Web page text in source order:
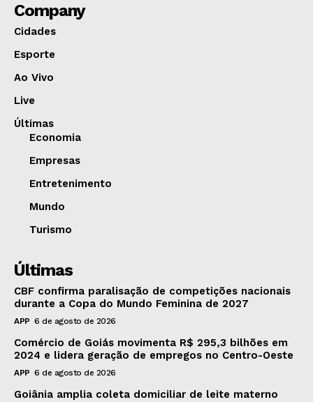
Company
Cidades
Esporte
Ao Vivo
Live
Últimas
Economia
Empresas
Entretenimento
Mundo
Turismo
Últimas
CBF confirma paralisação de competições nacionais
durante a Copa do Mundo Feminina de 2027
APP 6 de agosto de 2026
Comércio de Goiás movimenta R$ 295,3 bilhões em
2024 e lidera geração de empregos no Centro-Oeste
APP 6 de agosto de 2026
Goiânia amplia coleta domiciliar de leite materno